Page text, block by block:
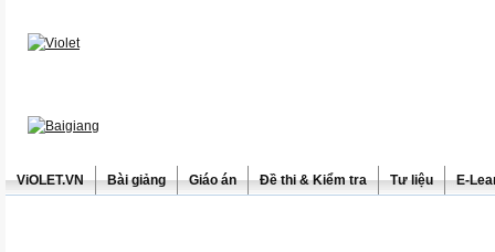
ViOLET.VN Bài giảng Giáo án Đề thi & Kiểm tra Tư liệu E-